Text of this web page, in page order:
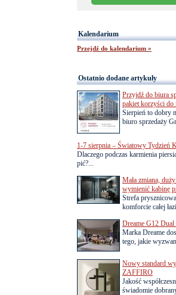
Kalendarium
Przejdź do kalendarium »
Ostatnio dodane artykuły
Przyjdź do biura
pakiet korzyści do
Sierpień to dobry
biuro sprzedaży
1-7 sierpnia – Światowy Tydzień
Dlaczego podczas karmienia
pić?...
Mała zmiana,
wymienić kabinę
Strefa
komforcie całej
Dreame G12 Dual
Marka Dreame
tego, jakie
Nowy standard
ZAFFIRO
Jakość
świadomie